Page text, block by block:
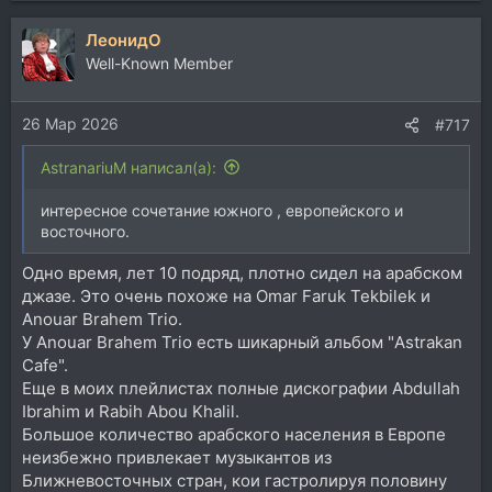
а
к
ц
и
и
:
ЛеонидО
Well-Known Member
26 Мар 2026 #717
AstranariuM написал(а):
интересное сочетание южного , европейского и
восточного.
Одно время, лет 10 подряд, плотно сидел на арабском
джазе. Это очень похоже на Omar Faruk Tekbilek и
Anouar Brahem Trio.
У Anouar Brahem Trio есть шикарный альбом "Astrakan
Cafe".
Еще в моих плейлистах полные дискографии Abdullah
Ibrahim и Rabih Abou Khalil.
Большое количество арабского населения в Европе
неизбежно привлекает музыкантов из
Ближневосточных стран, кои гастролируя половину